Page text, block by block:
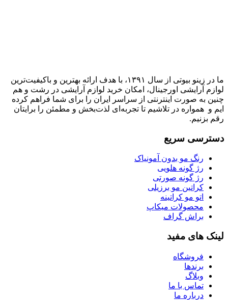
ما در زینو بیوتی از سال ۱۳۹۱، با هدف ارائه بهترین و باکیفیت‌ترین
لوازم آرایشی اورجینال، امکان خرید لوازم آرایشی در رشت و هم
چنین به صورت اینترنتی از سراسر ایران را برای شما فراهم کرده
ایم و همواره در تلاشیم تا تجربه‌ای لذت‌بخش و مطمئن را برایتان
رقم بزنیم.
دسترسی سریع
رنگ مو بدون آمونیاک
رژ گونه هلویی
رژ گونه صورتی
کراتین مو برزیلی
اتو مو کراتینه
محصولات میکاپ
براش گراف
لینک های مفید
فروشگاه
برندها
وبلاگ
تماس با ما
درباره ما